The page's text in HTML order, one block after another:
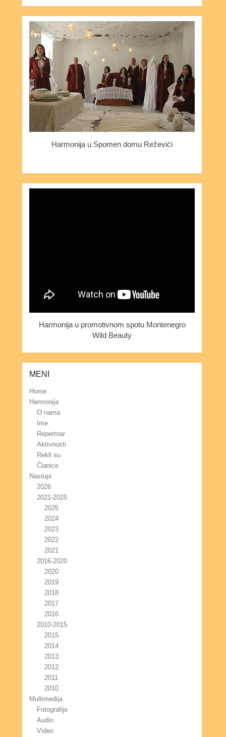
Harmonija u Spomen domu Reževići
Harmonija u promotivnom spotu Montenegro
Wild Beauty
MENI
Home
Harmonija
O nama
Ime
Repertoar
Aktivnosti
Rekli su
Članice
Nastupi
2026
2021-2025
2025
2024
2023
2022
2021
2016-2020
2020
2019
2018
2017
2016
2010-2015
2015
2014
2013
2012
2011
2010
Multimedija
Fotografije
Audio
Video